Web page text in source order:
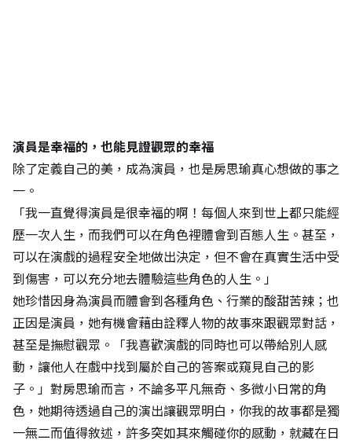
演員是幸福的，也能見證觀眾的幸福
除了定義自己的美，成為演員，也是房思瑜真心想做的事之
一。
「我一直覺得演員是很幸福的啊！每個人來到世上都只能經
歷一次人生，而我們可以在角色裡體會到百態人生。甚至，
可以在演戲的過程安全地做出決定，但不會在真實生活中受
到傷害，可以充分地去體驗這些角色的人生。」
她珍惜因身為演員而體會到各種角色、行業的酸甜苦辣；也
正因是演員，她有機會藉由詮釋人物的故事來跟觀眾對話，
甚至是撫慰觀眾。「我喜歡演戲的同時也可以帶給別人感
動，讓他人在戲中找到屬於自己的答案或窺見自己的影
子。」對房思瑜而言，不論多平凡無奇、多微小日常的角
色，她期待透過自己的演出讓觀眾明白，你我的故事都是獨
一無二而值得敘述，許多突如其來觸碰你的感動，就藏在日